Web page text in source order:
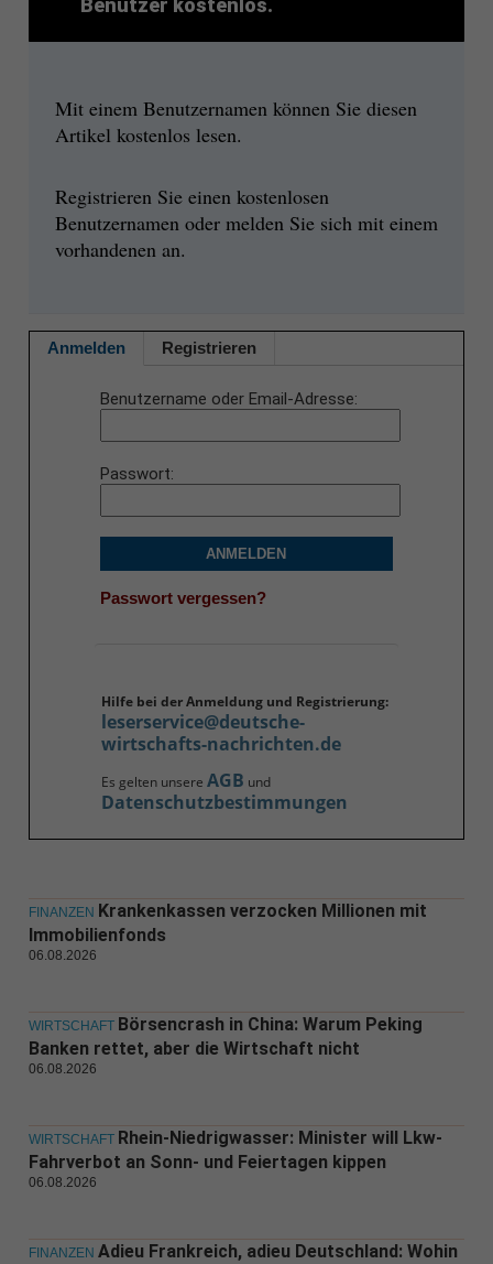
Mit einem Benutzernamen können Sie diesen
Artikel kostenlos lesen.
Registrieren Sie einen kostenlosen
Benutzernamen oder melden Sie sich mit einem
vorhandenen an.
Anmelden Registrieren
Benutzername oder Email-Adresse
Passwort
ANMELDEN
Passwort vergessen?
Hilfe bei der Anmeldung und Registrierung:
leserservice@deutsche-
wirtschafts-nachrichten.de
Es gelten unsere AGB und
Datenschutzbestimmungen
FINANZEN Krankenkassen verzocken Millionen mit
Immobilienfonds
06.08.2026
WIRTSCHAFT Börsencrash in China: Warum Peking
Banken rettet, aber die Wirtschaft nicht
06.08.2026
WIRTSCHAFT Rhein-Niedrigwasser: Minister will Lkw-
Fahrverbot an Sonn- und Feiertagen kippen
06.08.2026
FINANZEN Adieu Frankreich, adieu Deutschland: Wohin